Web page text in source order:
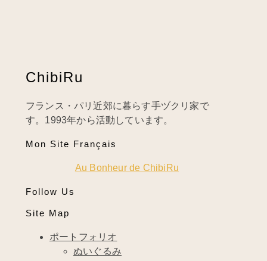
ChibiRu
フランス・パリ近郊に暮らす手ヅクリ家で
す。1993年から活動しています。
Mon Site Français
Au Bonheur de ChibiRu
Follow Us
Site Map
ポートフォリオ
ぬいぐるみ